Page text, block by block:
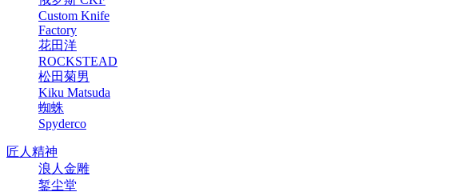
Custom Knife
Factory
花田洋
ROCKSTEAD
松田菊男
Kiku Matsuda
蜘蛛
Spyderco
匠人精神
浪人金雕
錾尘堂